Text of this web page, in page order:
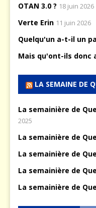
OTAN 3.0 ? 18 juin 2026
Verte Erin 11 juin 2026
Quelqu'un a-t-il un
Mais qu'ont-ils donc
LA SEMAINE DE
La semainière de
2025
La semainière de
La semainière de
La semainière de
La semainière de